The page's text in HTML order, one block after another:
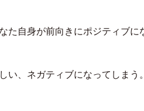
た自身が前向きにポジティブに
い、ネガティブになってしまう